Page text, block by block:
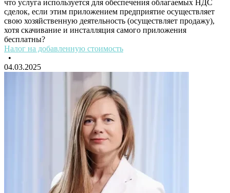
что услуга используется для обеспечения облагаемых НДС
сделок, если этим приложением предприятие осуществляет
свою хозяйственную деятельность (осуществляет продажу),
хотя скачивание и инсталляция самого приложения
бесплатны?
Налог на добавленную стоимость
•
04.03.2025